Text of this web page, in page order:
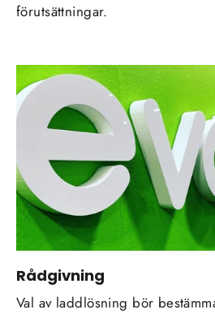
förutsättningar.
Rådgivning
Val av laddlösning bör